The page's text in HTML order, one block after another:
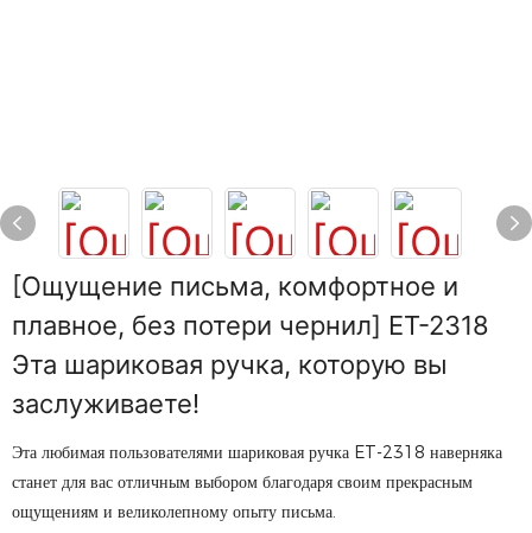
[Ощущение письма, комфортное и
плавное, без потери чернил] ET-2318
Эта шариковая ручка, которую вы
заслуживаете!
Эта любимая пользователями шариковая ручка ET-2318 наверняка
станет для вас отличным выбором благодаря своим прекрасным
ощущениям и великолепному опыту письма.